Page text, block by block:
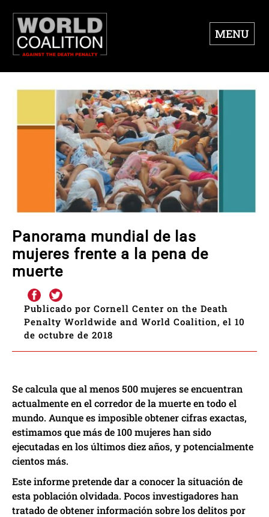
MENU
Panorama mundial de las
mujeres frente a la pena de
muerte
Publicado por Cornell Center on the Death
Penalty Worldwide and World Coalition, el 10
de octubre de 2018
Se calcula que al menos 500 mujeres se encuentran
actualmente en el corredor de la muerte en todo el
mundo. Aunque es imposible obtener cifras exactas,
estimamos que más de 100 mujeres han sido
ejecutadas en los últimos diez años, y potencialmente
cientos más.
Este informe pretende dar a conocer la situación de
esta población olvidada. Pocos investigadores han
tratado de obtener información sobre los delitos por